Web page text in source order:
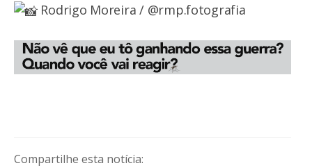
Rodrigo Moreira / @rmp.fotografia
Compartilhe esta notícia: